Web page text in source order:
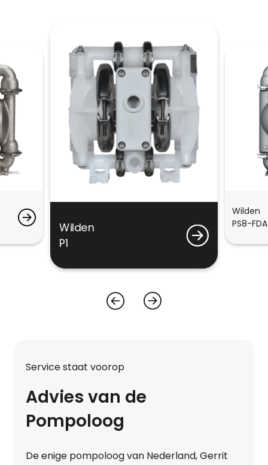
Wilden
P1
Wilden
PS8-FDA
Service staat voorop
Advies van de
Pompoloog
De enige pompoloog van Nederland, Gerrit